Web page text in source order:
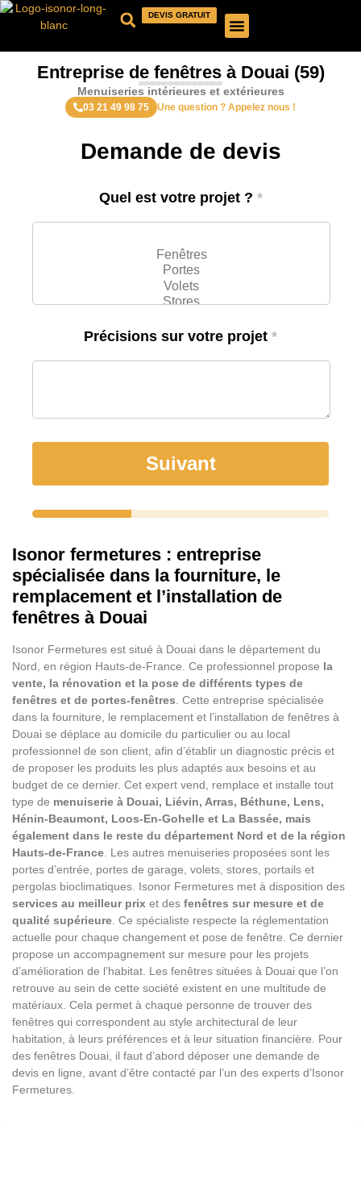
DEVIS GRATUIT
Entreprise de fenêtres à Douai (59)
Menuiseries intérieures et extérieures
03 21 49 98 75 Une question ? Appelez nous !
Demande de devis
Quel est votre projet ? *
Précisions sur votre projet *
Suivant
Isonor fermetures : entreprise
spécialisée dans la fourniture, le
remplacement et l’installation de
fenêtres à Douai
Isonor Fermetures est situé à Douai dans le département du
Nord, en région Hauts-de-France. Ce professionnel propose la
vente, la rénovation et la pose de différents types de
fenêtres et de portes-fenêtres . Cette entreprise spécialisée
dans la fourniture, le remplacement et l’installation de fenêtres à
Douai se déplace au domicile du particulier ou au local
professionnel de son client, afin d’établir un diagnostic précis et
de proposer les produits les plus adaptés aux besoins et au
budget de ce dernier. Cet expert vend, remplace et installe tout
type de menuiserie à Douai, Liévin, Arras, Béthune, Lens,
Hénin-Beaumont, Loos-En-Gohelle et La Bassée, mais
également dans le reste du département Nord et de la région
Hauts-de-France . Les autres menuiseries proposées sont les
portes d’entrée, portes de garage, volets, stores, portails et
pergolas bioclimatiques. Isonor Fermetures met à disposition des
services au meilleur prix et des fenêtres sur mesure et de
qualité supérieure . Ce spécialiste respecte la réglementation
actuelle pour chaque changement et pose de fenêtre. Ce dernier
propose un accompagnement sur mesure pour les projets
d’amélioration de l’habitat. Les fenêtres situées à Douai que l’on
retrouve au sein de cette société existent en une multitude de
matériaux. Cela permet à chaque personne de trouver des
fenêtres qui correspondent au style architectural de leur
habitation, à leurs préférences et à leur situation financière. Pour
des fenêtres Douai, il faut d’abord déposer une demande de
devis en ligne, avant d’être contacté par l’un des experts d’Isonor
Fermetures.